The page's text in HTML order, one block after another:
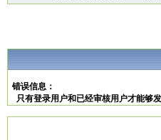
错误信息：
只有登录用户和已经审核用户才能够